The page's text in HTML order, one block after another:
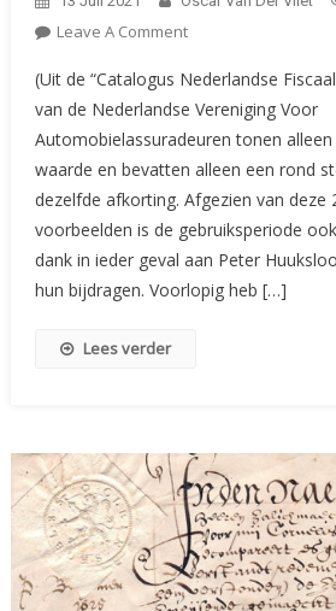
Leave A CommentOn
Nederlandse
Vereniging
Voor
(Uit de “Catalogus Nederlandse
van de Nederlandse Vereniging Voor
Automobielassuradeuren tonen
waarde en bevatten alleen een rond
dezelfde afkorting. Afgezien van deze
voorbeelden is de gebruiksperiode
dank in ieder geval aan Peter
hun bijdragen. Voorlopig heb […]
Lees verder